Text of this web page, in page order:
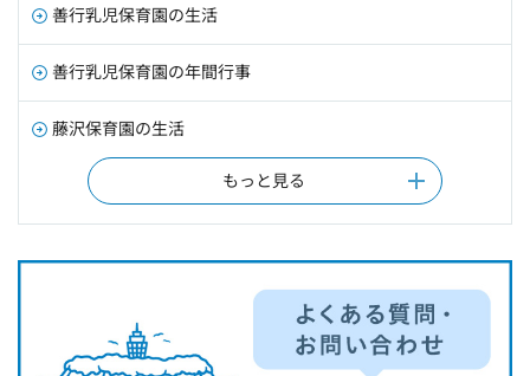
善行乳児保育園の生活
善行乳児保育園の年間行事
藤沢保育園の生活
もっと見る